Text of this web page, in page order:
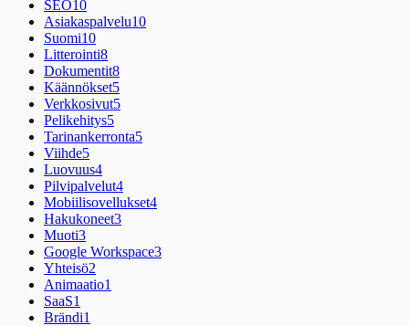
SEO10
Asiakaspalvelu10
Suomi10
Litterointi8
Dokumentit8
Käännökset5
Verkkosivut5
Pelikehitys5
Tarinankerronta5
Viihde5
Luovuus4
Pilvipalvelut4
Mobiilisovellukset4
Hakukoneet3
Muoti3
Google Workspace3
Yhteisö2
Animaatio1
SaaS1
Brändi1